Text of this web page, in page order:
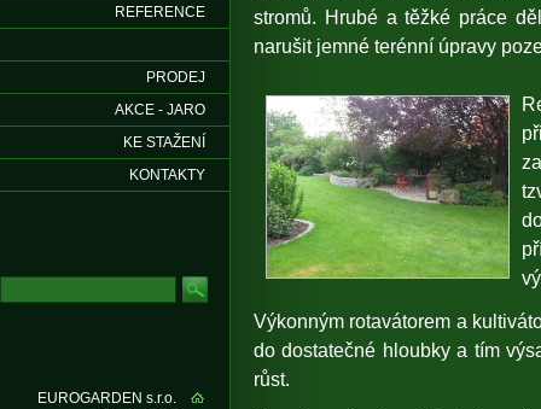
stromů. Hrubé a těžké práce
narušit jemné terénní úpravy
Výkonným rotavátorem a
do dostatečné hloubky a tím
růst.
REFERENCE
PRODEJ
AKCE - JARO
KE STAŽENÍ
KONTAKTY
EUROGARDEN s.r.o.